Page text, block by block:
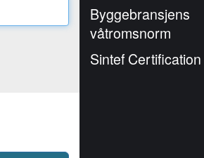
Byggebransjens
våtromsnorm
Sintef Certification